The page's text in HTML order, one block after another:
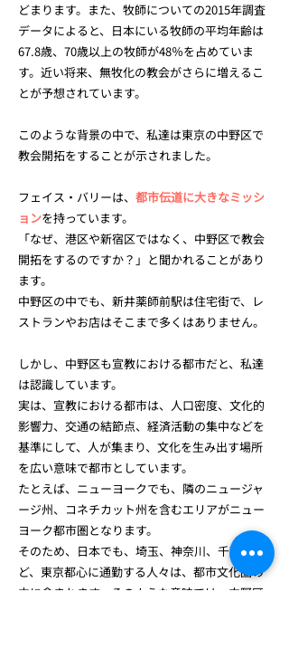
どまります。また、牧師についての2015年調査
データによると、日本にいる牧師の平均年齢は
67.8歳、70歳以上の牧師が48％を占めていま
す。近い将来、無牧化の教会がさらに増えるこ
とが予想されています。
このような背景の中で、私達は東京の中野区で
教会開拓をすることが示されました。
フェイス・バリーは、 都市伝道に大きなミッシ
ョンを持っています。
「なぜ、港区や新宿区ではなく、中野区で教会
開拓をするのですか？」と聞かれることがあり
ます。
中野区の中でも、新井薬師前駅は住宅街で、レ
ストランやお店はそこまで多くはありません。
しかし、中野区も宣教における都市だと、私達
は認識しています。
実は、宣教における都市は、人口密度、文化的
影響力、交通の結節点、経済活動の集中などを
基準にして、人が集まり、文化を生み出す場所
を広い意味で都市としています。
たとえば、ニューヨークでも、隣のニュージャ
ージ州、コネチカット州を含むエリアがニュー
ヨーク都市圏となります。
そのため、日本でも、埼玉、神奈川、千葉な
ど、東京都心に通勤する人々は、都市文化圏の
中に含まれます。そのような意味では、中野区